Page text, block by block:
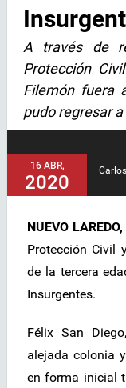
A través de
Protección
Filemón fuera
pudo regresar
16 ABR,
2020
NUEVO
Protección Civil
de la tercera
Insurgentes.
Félix San
alejada colonia
en forma inicial